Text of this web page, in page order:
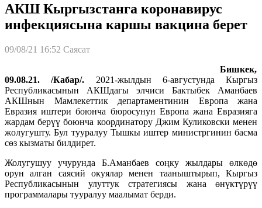
АКШ Кыргызстанга коронавирус
инфекциясына каршы вакцина берет
09/08/21 16:52 Саясат
Бишкек,
09.08.21. /Кабар/. 2021-жылдын 6-августунда Кыргыз
Республикасынын АКШдагы элчиси Бактыбек Аманбаев
АКШнын Мамлекеттик департаментинин Европа жана
Евразия иштери боюнча бюросунун Европа жана Евразияга
жардам берүү боюнча координатору Джим Куликовски менен
жолугушту. Бул тууралуу Тышкы иштер министргинин басма
сөз кызматы билдирет.
Жолугушуу учурунда Б.Аманбаев соңку жылдары өлкөдө
орун алган саясий окуялар менен тааныштырып, Кыргыз
Республикасынын улуттук стратегиясы жана өнүктүрүү
программалары тууралуу маалымат берди.